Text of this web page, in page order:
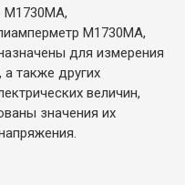
М1730МА,
М1730МА,
для измерения
также других
величин,
значения их